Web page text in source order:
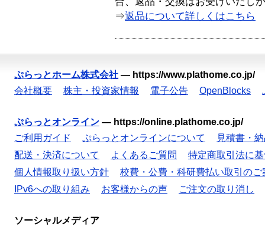
⇒返品について詳しくはこちら
ぷらっとホーム株式会社 — https://www.plathome.co.jp/
会社概要
株主・投資家情報 電子公告 OpenBlocks
ぷらっとオンライン — https://online.plathome.co.jp/
ご利用ガイド
ぷらっとオンラインについて
見積書・
配送・決済について
よくあるご質問
特定商取引法に
個人情報取り扱い方針
校費・公費・科研費払い取引のご
IPv6への取り組み
お客様からの声 ご注文の取り消し
ソーシャルメディア